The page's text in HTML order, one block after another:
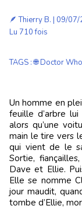
🪶Thierry B. | 09/07/
Lu 710 fois
TAGS :🌐 Doctor Who
Un homme en pleine rue, un jour de grand vent. Soudain, une
feuille d’arbre
alors qu’une
main le tire vers
qui vient de le
Sortie,
Dave et Ellie.
Elle se nomme
jour maudit,
tombe d’Ellie,